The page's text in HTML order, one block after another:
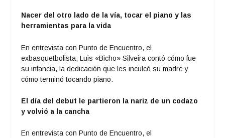
Nacer del otro lado de la vía, tocar el piano y las
herramientas para la vida
En entrevista con Punto de Encuentro, el
exbasquetbolista, Luis «Bicho» Silveira contó cómo fue
su infancia, la dedicación que les inculcó su madre y
cómo terminó tocando piano.
El día del debut le partieron la nariz de un codazo
y volvió a la cancha
En entrevista con Punto de Encuentro, el